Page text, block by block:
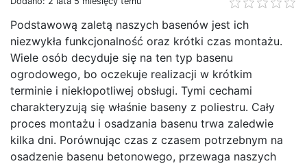
Podstawową zaletą naszych basenów jest ich
niezwykła funkcjonalność oraz krótki czas montażu.
Wiele osób decyduje się na ten typ basenu
ogrodowego, bo oczekuje realizacji w krótkim
terminie i niekłopotliwej obsługi. Tymi cechami
charakteryzują się właśnie baseny z poliestru. Cały
proces montażu i osadzania basenu trwa zaledwie
kilka dni. Porównując czas z czasem potrzebnym na
osadzenie basenu betonowego, przewaga naszych